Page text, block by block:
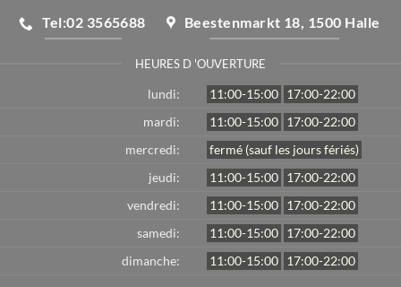
Tel:02 3565688 Beestenmarkt 18, 1500 Halle
HEURES D 'OUVERTURE
lundi: 11:00-15:00 17:00-22:00
mardi:
11:00-15:00 17:00-22:00
mercredi:
fermé (sauf les jours fériés)
jeudi:
11:00-15:00 17:00-22:00
vendredi:
11:00-15:00 17:00-22:00
samedi:
11:00-15:00 17:00-22:00
dimanche:
11:00-15:00 17:00-22:00